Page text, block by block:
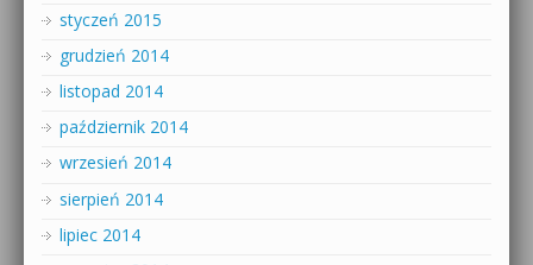
styczeń 2015
grudzień 2014
listopad 2014
październik 2014
wrzesień 2014
sierpień 2014
lipiec 2014